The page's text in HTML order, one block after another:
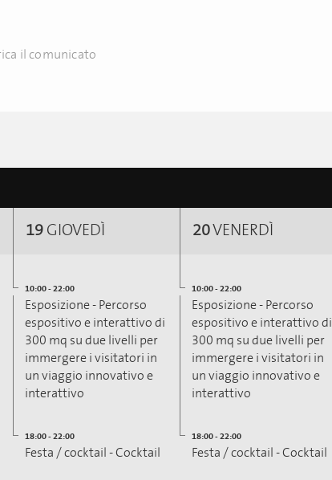
il comunicato
19GIOVEDÌ
10:00 - 22:00
Esposizione - Percorso
espositivo e interattivo di
300 mq su due livelli per
immergere i visitatori in
un viaggio innovativo e
interattivo
18:00 - 22:00
Festa / cocktail - Cocktail
20VENERDÌ
10:00 - 22:00
Esposizione - Percorso
espositivo e interattivo di
300 mq su due livelli per
immergere i visitatori in
un viaggio innovativo e
interattivo
18:00 - 22:00
Festa / cocktail - Cocktail